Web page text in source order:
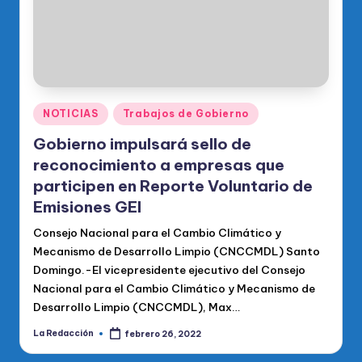
Publicado
en
NOTICIAS Trabajos de Gobierno
Gobierno impulsará sello de
reconocimiento a empresas que
participen en Reporte Voluntario de
Emisiones GEI
Consejo Nacional para el Cambio Climático y
Mecanismo de Desarrollo Limpio (CNCCMDL) Santo
Domingo.-El vicepresidente ejecutivo del Consejo
Nacional para el Cambio Climático y Mecanismo de
Desarrollo Limpio (CNCCMDL), Max…
Publicado
La Redacción febrero 26, 2022